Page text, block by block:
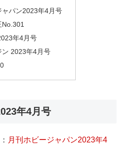
ャパン2023年4月号
年4月号
ン 2023年4月号
年4月号
月刊ホビージャパン2023年4